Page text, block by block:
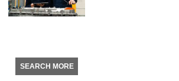
SEARCH MORE